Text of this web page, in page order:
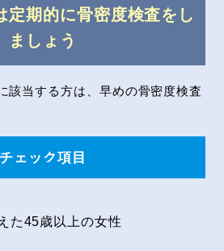
定期的に骨密度検査をし
ましょう
該当する方は、早めの骨密度検査
チェック項目
た45歳以上の女性